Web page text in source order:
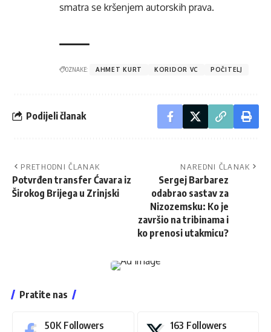
smatra se kršenjem autorskih prava.
OZNAKE: AHMET KURT KORIDOR VC POČITELJ
Podijeli članak
PRETHODNI ČLANAK
Potvrđen transfer Ćavara iz
Širokog Brijega u Zrinjski
NAREDNI ČLANAK
Sergej Barbarez
odabrao sastav za
Nizozemsku: Ko je
završio na tribinama i
ko prenosi utakmicu?
Pratite nas
50K Followers 163 Followers